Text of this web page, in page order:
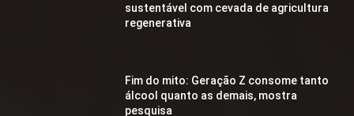
sustentável com cevada de agricultura
regenerativa
Fim do mito: Geração Z consome tanto
álcool quanto as demais, mostra
pesquisa